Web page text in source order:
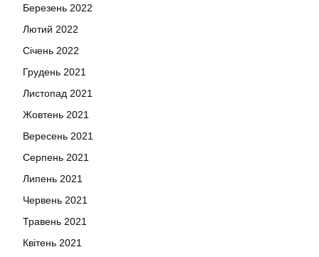
Березень 2022
Лютий 2022
Січень 2022
Грудень 2021
Листопад 2021
Жовтень 2021
Вересень 2021
Серпень 2021
Липень 2021
Червень 2021
Травень 2021
Квітень 2021